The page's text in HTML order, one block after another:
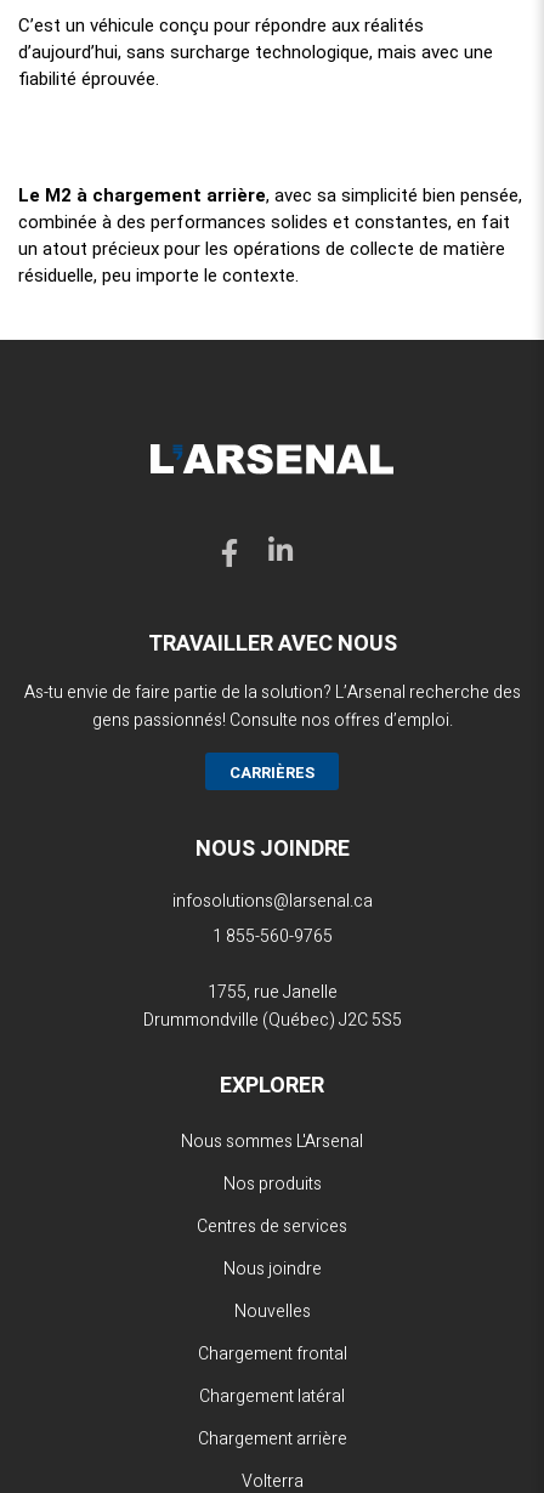
C’est un véhicule conçu pour répondre aux réalités
d’aujourd’hui, sans surcharge technologique, mais avec une
fiabilité éprouvée.
Le M2 à chargement arrière, avec sa simplicité bien pensée,
combinée à des performances solides et constantes, en fait
un atout précieux pour les opérations de collecte de matière
résiduelle, peu importe le contexte.
TRAVAILLER AVEC NOUS
As-tu envie de faire partie de la solution? L’Arsenal recherche des
gens passionnés! Consulte nos offres d’emploi.
CARRIÈRES
NOUS JOINDRE
infosolutions@larsenal.ca
1 855-560-9765
1755, rue Janelle
Drummondville (Québec)J2C 5S5
EXPLORER
Nous sommes L'Arsenal
Nos produits
Centres de services
Nous joindre
Nouvelles
Chargement frontal
Chargement latéral
Chargement arrière
Volterra